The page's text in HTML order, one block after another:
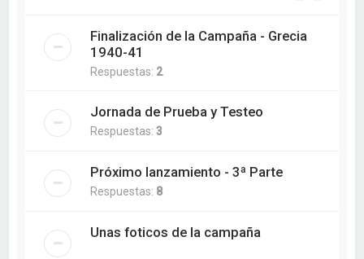
Finalización de la Campaña - Grecia
1940-41
Respuestas: 2
Jornada de Prueba y Testeo
Respuestas:3
Próximo lanzamiento - 3ª Parte
Respuestas: 8
Unas foticos de la campaña